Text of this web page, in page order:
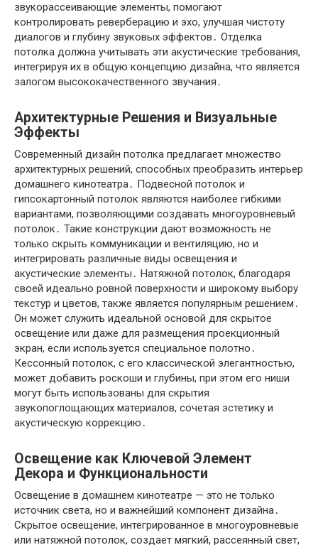
звукорассеивающие элементы, помогают
контролировать реверберацию и эхо, улучшая чистоту
диалогов и глубину звуковых эффектов․ Отделка
потолка должна учитывать эти акустические требования,
интегрируя их в общую концепцию дизайна, что является
залогом высококачественного звучания․
Архитектурные Решения и Визуальные
Эффекты
Современный дизайн потолка предлагает множество
архитектурных решений, способных преобразить интерьер
домашнего кинотеатра․ Подвесной потолок и
гипсокартонный потолок являются наиболее гибкими
вариантами, позволяющими создавать многоуровневый
потолок․ Такие конструкции дают возможность не
только скрыть коммуникации и вентиляцию, но и
интегрировать различные виды освещения и
акустические элементы․ Натяжной потолок, благодаря
своей идеально ровной поверхности и широкому выбору
текстур и цветов, также является популярным решением․
Он может служить идеальной основой для скрытое
освещение или даже для размещения проекционный
экран, если используется специальное полотно․
Кессонный потолок, с его классической элегантностью,
может добавить роскоши и глубины, при этом его ниши
могут быть использованы для скрытия
звукопоглощающих материалов, сочетая эстетику и
акустическую коррекцию․
Освещение как Ключевой Элемент
Декора и Функциональности
Освещение в домашнем кинотеатре — это не только
источник света, но и важнейший компонент дизайна․
Скрытое освещение, интегрированное в многоуровневые
или натяжной потолок, создает мягкий, рассеянный свет,